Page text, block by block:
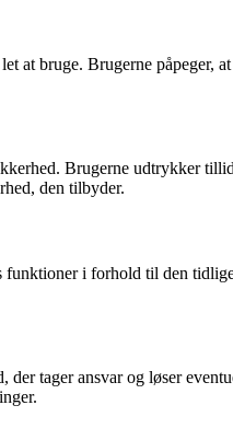
at bruge. Brugerne påpeger,
Brugerne udtrykker
den tilbyder.
i forhold til den
tager ansvar og løser